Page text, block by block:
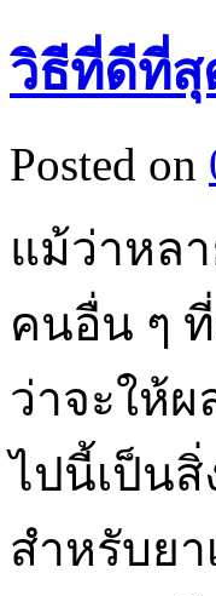
วิธีที่ดีที่สุ
Posted on
แม้ว่าหล
คนอื่น ๆ
ว่าจะให้
ไปนี้เป็น
สำหรับย